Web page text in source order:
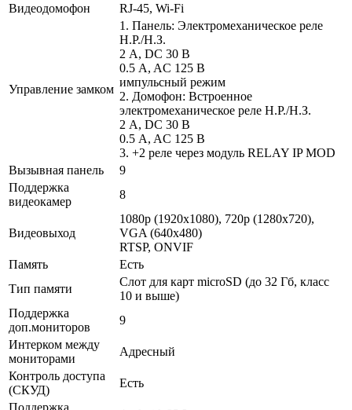
Видеодомофон RJ-45, Wi-Fi
Управление замком
1. Панель: Электромеханическое реле
Н.Р./Н.З.
2 A, DC 30 В
0.5 A, AC 125 В
импульсный режим
2. Домофон: Встроенное
электромеханическое реле Н.Р./Н.З.
2 A, DC 30 В
0.5 A, AC 125 В
3. +2 реле через модуль RELAY IP MOD
Вызывная панель
9
Поддержка
видеокамер
8
Видеовыход
1080p (1920х1080), 720p (1280x720),
VGA (640x480)
RTSP, ONVIF
Память
Есть
Тип памяти
Слот для карт microSD (до 32 Гб, класс
10 и выше)
Поддержка
доп.мониторов
9
Интерком между
мониторами
Адресный
Контроль доступа
(СКУД)
Есть
Поддержка